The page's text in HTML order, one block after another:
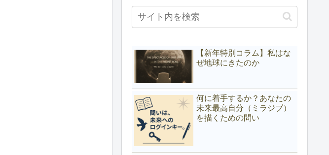
【新年特別コラム】私はな
ぜ地球にきたのか
何に着手するか？あなたの
未来最高自分（ミラジブ）
を描くための問い